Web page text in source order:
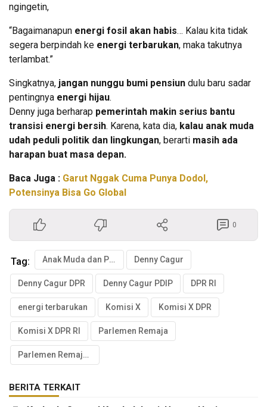
ngingetin,
“Bagaimanapun energi fosil akan habis… Kalau kita tidak
segera berpindah ke energi terbarukan, maka takutnya
terlambat.”
Singkatnya, jangan nunggu bumi pensiun dulu baru sadar
pentingnya energi hijau.
Denny juga berharap pemerintah makin serius bantu
transisi energi bersih. Karena, kata dia, kalau anak muda
udah peduli politik dan lingkungan, berarti masih ada
harapan buat masa depan.
Baca Juga : Garut Nggak Cuma Punya Dodol,
Potensinya Bisa Go Global
0
Tag: Anak Muda dan Politik Denny Cagur
Denny Cagur DPR Denny Cagur PDIP DPR RI
energi terbarukan Komisi X Komisi X DPR
Komisi X DPR RI Parlemen Remaja
Parlemen Remaja 2025
BERITA TERKAIT